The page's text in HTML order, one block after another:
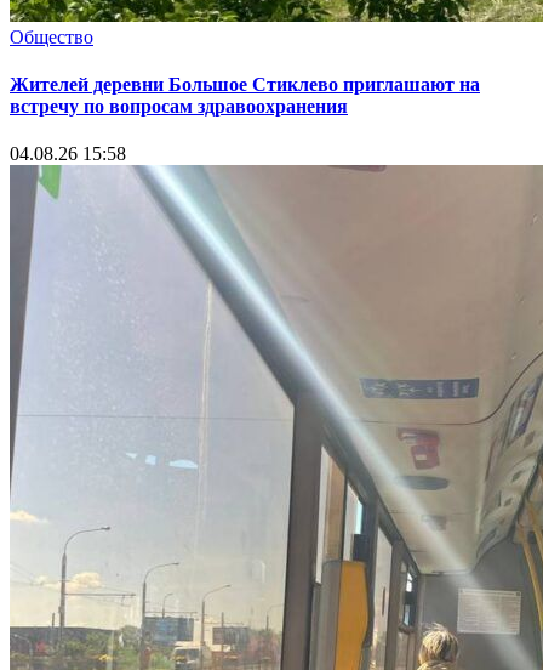
Общество
Жителей деревни Большое Стиклево приглашают на
встречу по вопросам здравоохранения
04.08.26 15:58